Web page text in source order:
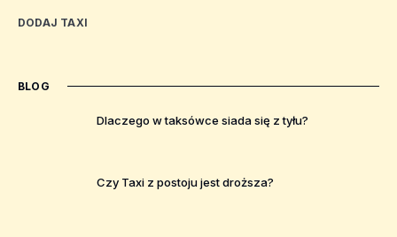
DODAJ TAXI
BLOG
Dlaczego w taksówce siada się z tyłu?
Czy Taxi z postoju jest droższa?